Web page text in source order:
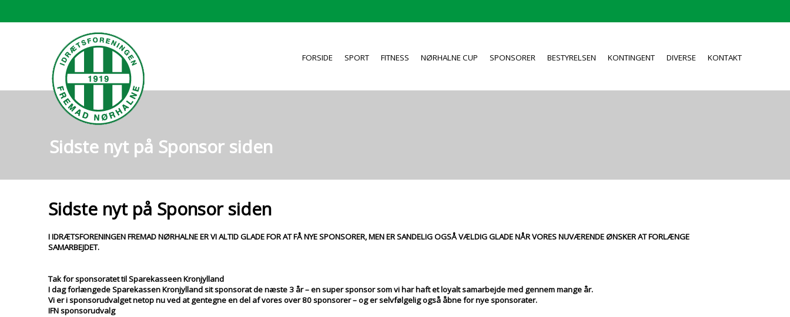
FORSIDE SPORT FITNESS NØRHALNE CUP SPONSORER BESTYRELSEN KONTINGENT DIVERSE KONTAKT
Sidste nyt på Sponsor siden
Sidste nyt på Sponsor siden
I IDRÆTSFORENINGEN FREMAD NØRHALNE ER VI ALTID GLADE FOR AT FÅ NYE SPONSORER, MEN ER SANDELIG OGSÅ VÆLDIG GLADE NÅR VORES NUVÆRENDE ØNSKER AT FORLÆNGE
SAMARBEJDET.
Tak for sponsoratet til Sparekasseen Kronjylland
I dag forlængede Sparekassen Kronjylland sit sponsorat de næste 3 år – en super sponsor som vi har haft et loyalt samarbejde med gennem mange år.
Vi er i sponsorudvalget netop nu ved at gentegne en del af vores over 80 sponsorer – og er selvfølgelig også åbne for nye sponsorater.
IFN sponsorudvalg